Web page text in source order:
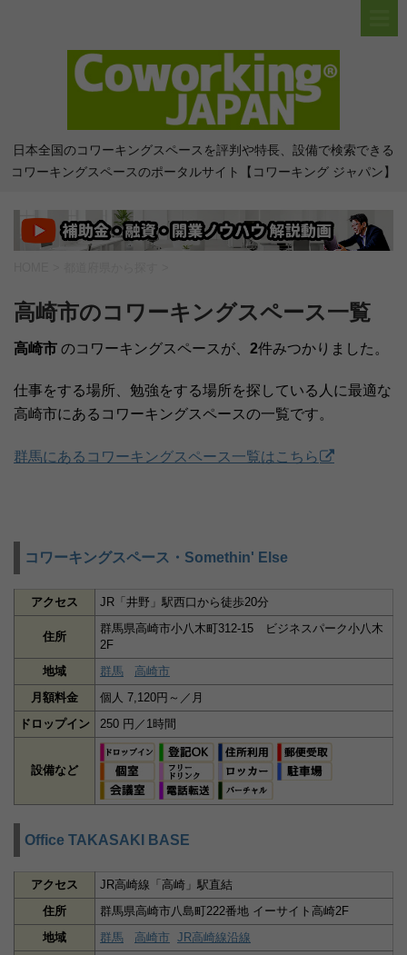
日本全国のコワーキングスペースを評判や特長、設備で検索できる
コワーキングスペースのポータルサイト【コワーキング ジャパン】
高崎市のコワーキングスペース一覧
高崎市 のコワーキングスペースが、 2件みつかりました。
仕事をする場所、勉強をする場所を探している人に最適な
高崎市にあるコワーキングスペースの一覧です。
群馬にあるコワーキングスペース一覧はこちら
コワーキングスペース・Somethin' Else
アクセス JR「井野」駅西口から徒歩20分
住所
群馬県高崎市小八木町312-15 ビジネスパーク小八木
2F
地域
群馬
高崎市
月額料金
個人 7,120円～／月
ドロップイン
250 円／1時間
設備など
Office TAKASAKI BASE
アクセス
JR高崎線「高崎」駅直結
住所
群馬県高崎市八島町222番地 イーサイト高崎2F
地域
群馬 高崎市 JR高崎線沿線